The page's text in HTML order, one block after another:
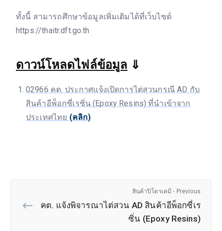
ทั้งนี้ สามารถศึกษาข้อมูลเพิ่มเติมได้ที่เว็บไซต์
https://thaitr.dft.go.th
ดาวน์โหลดไฟล์ข้อมูล ⇓
02966 คต. ประกาศแจ้งเปิดการไต่สวนกรณี AD กับ
สินค้าอีพ็อกซี่เรซิ่น (Epoxy Resins) ที่นำเข้าจาก
ประเทศไทย (คลิก)
สินค้าปิโตรเคมี - Previous
คต. แจ้งพิจารณาไต่สวน AD สินค้าอีพ็อกซี่เร
ซิ่น (Epoxy Resins)